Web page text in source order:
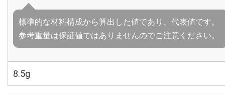
標準的な材料構成から算出した値であり、代表値です。
参考重量は保証値ではありませんのでご注意ください。
8.5g